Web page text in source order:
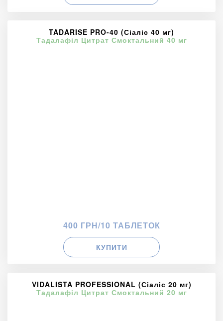
TADARISE PRO-40 (Сіаліс 40 мг)
Тадалафіл Цитрат Смоктальний 40 мг
400 ГРН/10 ТАБЛЕТОК
КУПИТИ
VIDALISTA PROFESSIONAL (Сіаліс 20 мг)
Тадалафіл Цитрат Смоктальний 20 мг